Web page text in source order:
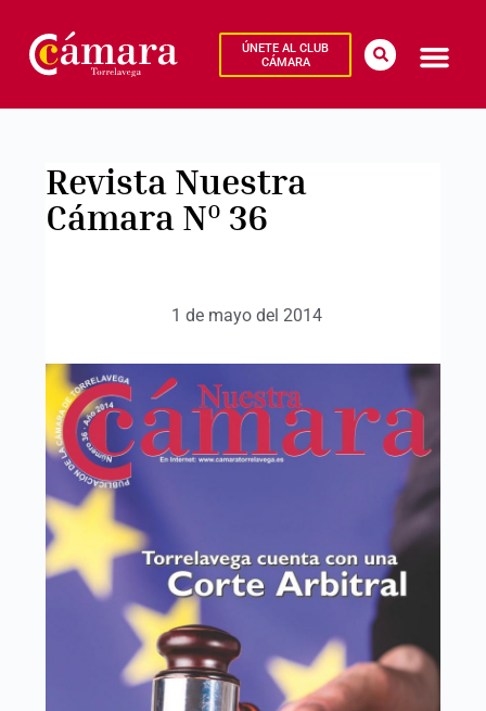
ÚNETE AL CLUB
CÁMARA
Revista Nuestra
Cámara Nº 36
1 de mayo del 2014